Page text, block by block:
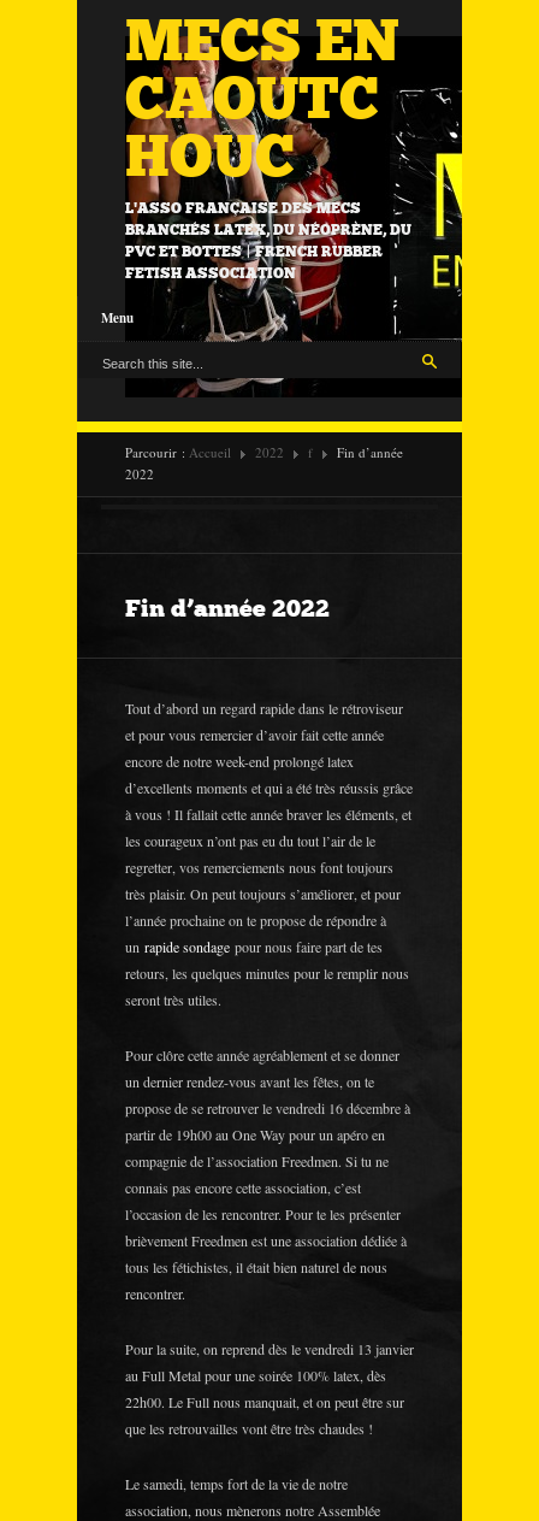
MECS EN
CAOUTC
HOUC
L'ASSO FRANÇAISE DES MECS
BRANCHÉS LATEX, DU NÉOPRÈNE, DU
PVC ET BOTTES | FRENCH RUBBER
FETISH ASSOCIATION
Menu
Parcourir : Accueil 2022 f
Fin d’année
2022
Fin d’année 2022
Tout d’abord un regard rapide dans le rétroviseur
et pour vous remercier d’avoir fait cette année
encore de notre week-end prolongé latex
d’excellents moments et qui a été très réussis grâce
à vous ! Il fallait cette année braver les éléments, et
les courageux n’ont pas eu du tout l’air de le
regretter, vos remerciements nous font toujours
très plaisir. On peut toujours s’améliorer, et pour
l’année prochaine on te propose de répondre à
un rapide sondage pour nous faire part de tes
retours, les quelques minutes pour le remplir nous
seront très utiles.
Pour clôre cette année agréablement et se donner
un dernier rendez-vous avant les fêtes, on te
propose de se retrouver le vendredi 16 décembre à
partir de 19h00 au One Way pour un apéro en
compagnie de l’association Freedmen. Si tu ne
connais pas encore cette association, c’est
l’occasion de les rencontrer. Pour te les présenter
brièvement Freedmen est une association dédiée à
tous les fétichistes, il était bien naturel de nous
rencontrer.
Pour la suite, on reprend dès le vendredi 13 janvier
au Full Metal pour une soirée 100% latex, dès
22h00. Le Full nous manquait, et on peut être sur
que les retrouvailles vont être très chaudes !
Le samedi, temps fort de la vie de notre
association, nous mènerons notre Assemblée